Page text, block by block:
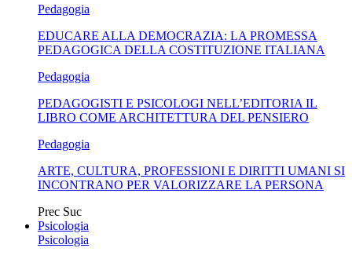
Pedagogia
EDUCARE ALLA DEMOCRAZIA: LA PROMESSA
PEDAGOGICA DELLA COSTITUZIONE ITALIANA
Pedagogia
PEDAGOGISTI E PSICOLOGI NELL’EDITORIA IL
LIBRO COME ARCHITETTURA DEL PENSIERO
Pedagogia
ARTE, CULTURA, PROFESSIONI E DIRITTI UMANI SI
INCONTRANO PER VALORIZZARE LA PERSONA
Prec Suc
Psicologia
Psicologia